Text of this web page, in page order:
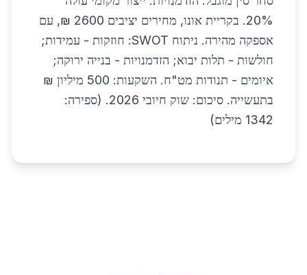
20%. בקריית אונו, מחירים יציבים 2600 ₪, עם
אספקה מהירה. ניתוח SWOT: חוזקות - עמידות;
חולשות - תלות יבוא; הזדמנויות - בנייה ירוקה;
איומים - תנודות מט"ח. השקעות: 500 מיליון ₪
בתעשייה. סיכום: שוק חיובי 2026. (ספירה:
1342 מילים)